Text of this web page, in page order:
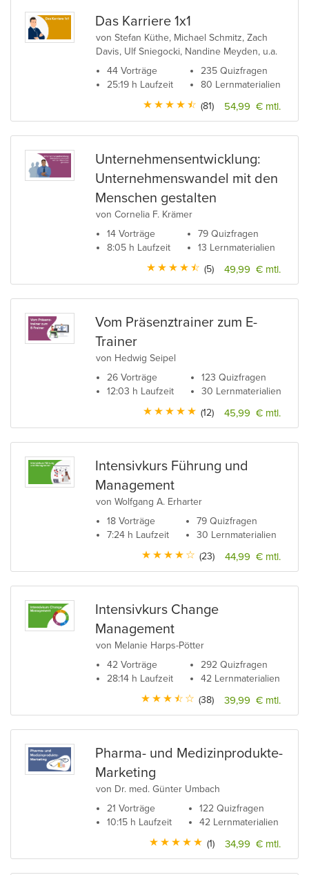
Das Karriere 1x1
von Stefan Küthe, Michael Schmitz, Zach
Davis, Ulf Sniegocki, Nandine Meyden, u.a.
44 Vorträge
25:19 h Laufzeit
235 Quizfragen
80 Lernmaterialien
54,99 € mtl.
(81)
Unternehmensentwicklung:
Unternehmenswandel mit den
Menschen gestalten
von Cornelia F. Krämer
14 Vorträge
8:05 h Laufzeit
79 Quizfragen
13 Lernmaterialien
49,99 € mtl.
(5)
Vom Präsenztrainer zum E-
Trainer
von Hedwig Seipel
26 Vorträge
12:03 h Laufzeit
123 Quizfragen
30 Lernmaterialien
45,99 € mtl.
(12)
Intensivkurs Führung und
Management
von Wolfgang A. Erharter
18 Vorträge
7:24 h Laufzeit
79 Quizfragen
30 Lernmaterialien
44,99 € mtl.
(23)
Intensivkurs Change
Management
von Melanie Harps-Pötter
42 Vorträge
28:14 h Laufzeit
292 Quizfragen
42 Lernmaterialien
39,99 € mtl.
(38)
Pharma- und Medizinprodukte-
Marketing
von Dr. med. Günter Umbach
21 Vorträge
10:15 h Laufzeit
122 Quizfragen
42 Lernmaterialien
34,99 € mtl.
(1)